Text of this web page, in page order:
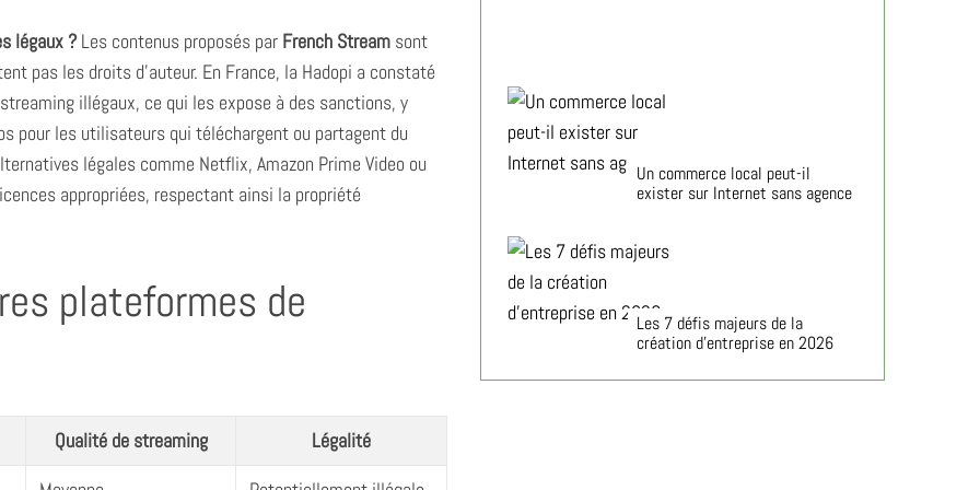
légaux ?Les contenus proposés par French Stream sont
pas les droits d’auteur. En France, la Hadopi a constaté
illégaux, ce qui les expose à des sanctions, y
pour les utilisateurs qui téléchargent ou partagent du
légales comme Netflix, Amazon Prime Video ou
appropriées, respectant ainsi la propriété
plateformes de
Qualité de streaming
Légalité
Un commerce local peut-il
exister sur Internet sans agence
Les 7 défis majeurs de la
création d’entreprise en 2026